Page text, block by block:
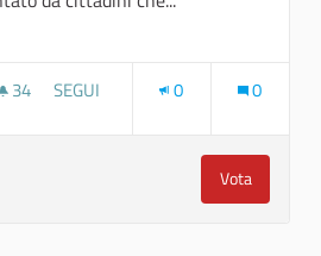
Interventi pilota
34 34 SOSTENITORI
SEGUI 0 0
Vota
Un